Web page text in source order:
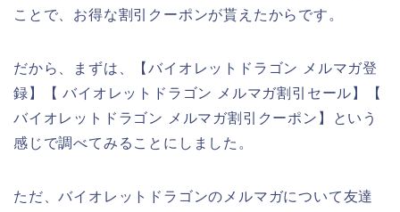
ことで、お得な割引クーポンが貰えたからです。
だから、まずは、【バイオレットドラゴン メルマガ登
録】【 バイオレットドラゴン メルマガ割引セール】【
バイオレットドラゴン メルマガ割引クーポン】という
感じで調べてみることにしました。
ただ、バイオレットドラゴンのメルマガについて友達